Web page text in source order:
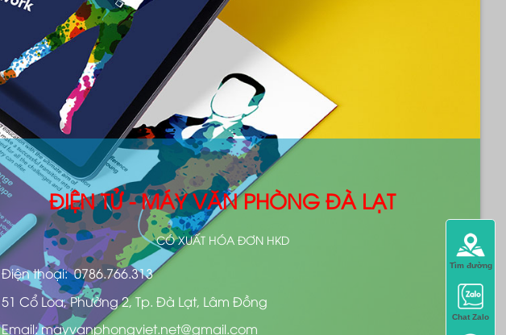
ĐIỆN TỬ - MÁY VĂN PHÒNG ĐÀ LẠT
CÓ XUẤT HÓA ĐƠN HKD
Điện thoại: 0786.766.313
51 Cổ Loa, Phường 2, Tp. Đà Lạt, Lâm Đồng
Email: mayvanphongviet.net@gmail.com
Tìm đường
Chat Zalo